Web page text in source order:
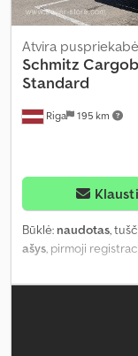
Riga 195 km
Atvira
Schmitz
Standard
Klausti
Būklė: naudotas,
ašys, pirmoji